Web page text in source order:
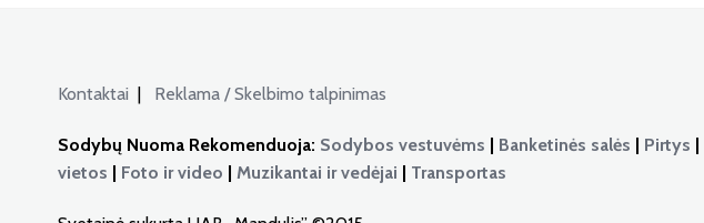
Kontaktai | Reklama / Skelbimo talpinimas
Sodybų Nuoma Rekomenduoja: Sodybos vestuvėms | Banketinės salės | Pirtys |
vietos | Foto ir video | Muzikantai ir vedėjai | Transportas